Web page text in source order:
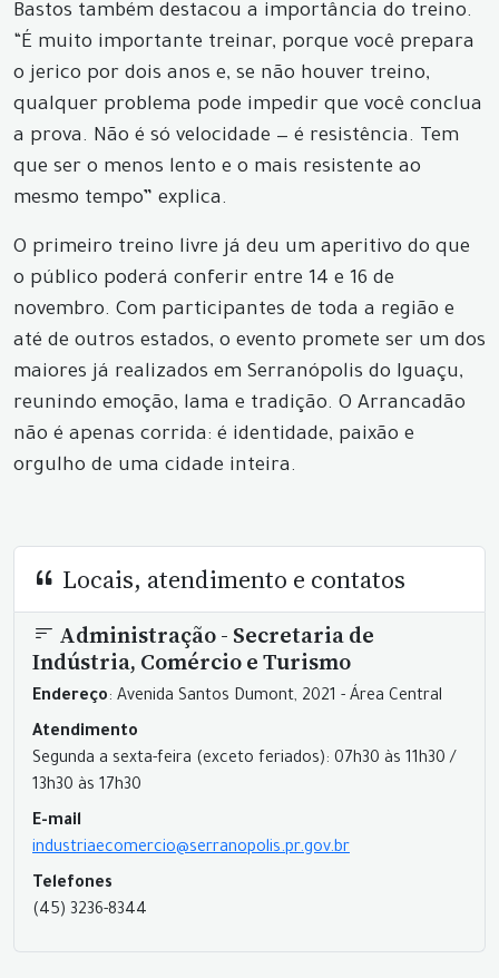
Bastos também destacou a importância do treino.
“É muito importante treinar, porque você prepara
o jerico por dois anos e, se não houver treino,
qualquer problema pode impedir que você conclua
a prova. Não é só velocidade — é resistência. Tem
que ser o menos lento e o mais resistente ao
mesmo tempo” explica.
O primeiro treino livre já deu um aperitivo do que
o público poderá conferir entre 14 e 16 de
novembro. Com participantes de toda a região e
até de outros estados, o evento promete ser um dos
maiores já realizados em Serranópolis do Iguaçu,
reunindo emoção, lama e tradição. O Arrancadão
não é apenas corrida: é identidade, paixão e
orgulho de uma cidade inteira.
Locais, atendimento e contatos
Administração - Secretaria de
Indústria, Comércio e Turismo
Endereço: Avenida Santos Dumont, 2021 - Área Central
Atendimento
Segunda a sexta-feira (exceto feriados): 07h30 às 11h30 /
13h30 às 17h30
E-mail
industriaecomercio@serranopolis.pr.gov.br
Telefones
(45) 3236-8344